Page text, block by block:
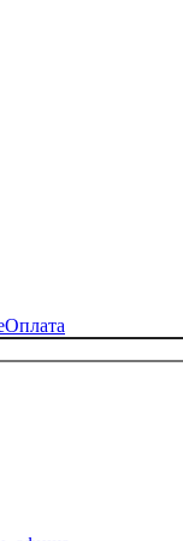
Оплата